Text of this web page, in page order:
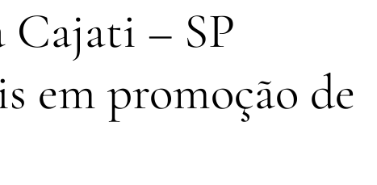
Cajati – SP
em promoção de